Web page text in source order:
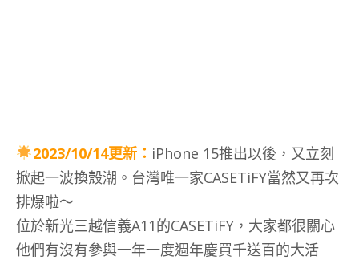
2023/10/14更新： iPhone 15推出以後，又立刻
掀起一波換殼潮。台灣唯一家CASETiFY當然又再次
排爆啦～
位於新光三越信義A11的CASETiFY，大家都很關心
他們有沒有參與一年一度週年慶買千送百的大活